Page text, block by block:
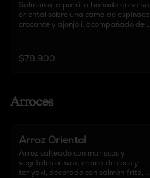
Salmón a la parrilla bañado en salsa
oriental sobre una cama de espinaca
crocante y ajonjolí, acompañado de
$78.900
Arroces
Arroz Oriental
Arroz salteado con mariscos y
vegetales al wok, crema de coco y
teriyaki, decorado con salmón frito,